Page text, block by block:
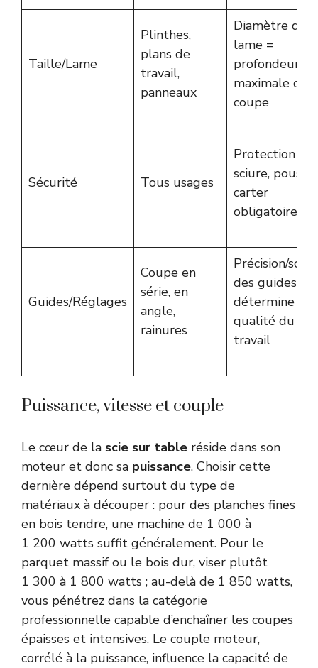
Taille/Lame
Plinthes,
plans de
travail,
panneaux
Diamètre de
lame =
profondeur
maximale de
coupe
Sécurité Tous usages
Protection
sciure,
carter
obligatoire
Guides/Réglages
Coupe en
série, en
angle,
rainures
Précision/
des guides
détermine la
qualité du
travail
Puissance, vitesse et couple
Le cœur de la scie sur table réside dans son
moteur et donc sa puissance. Choisir cette
dernière dépend surtout du type de
matériaux à découper : pour des planches fines
en bois tendre, une machine de 1 000 à
1 200 watts suffit généralement. Pour le
parquet massif ou le bois dur, viser plutôt
1 300 à 1 800 watts ; au-delà de 1 850 watts,
vous pénétrez dans la catégorie
professionnelle capable d’enchaîner les coupes
épaisses et intensives. Le couple moteur,
corrélé à la puissance, influence la capacité de